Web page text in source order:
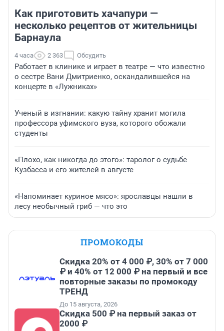
Как приготовить хачапури —
несколько рецептов от жительницы
Барнаула
4 часа 2 363 Обсудить
Работает в клинике и играет в театре — что известно
о сестре Вани Дмитриенко, оскандалившейся на
концерте в «Лужниках»
Ученый в изгнании: какую тайну хранит могила
профессора уфимского вуза, которого обожали
студенты
«Плохо, как никогда до этого»: таролог о судьбе
Кузбасса и его жителей в августе
«Напоминает куриное мясо»: ярославцы нашли в
лесу необычный гриб — что это
ПРОМОКОДЫ
Скидка 20% от 4 000 ₽, 30% от 7 000
₽ и 40% от 12 000 ₽ на первый и все
повторные заказы по промокоду
ТРЕНД
До 15 августа, 2026
Скидка 500 ₽ на первый заказ от
2000 ₽